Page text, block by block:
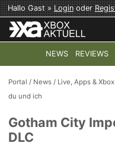
Hallo Gast »Loginoder
NEWS REVIEWS
TOP-THEMEN: COD:
Portal / News / Live, Apps &
du und ich
Gotham City
DLC